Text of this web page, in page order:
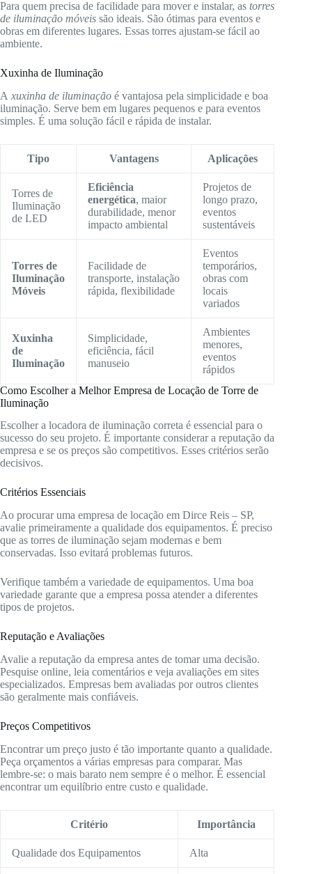
Para quem precisa de facilidade para mover e instalar, as torres
de iluminação móveis são ideais. São ótimas para eventos e
obras em diferentes lugares. Essas torres ajustam-se fácil ao
ambiente.
Xuxinha de Iluminação
A xuxinha de iluminação é vantajosa pela simplicidade e boa
iluminação. Serve bem em lugares pequenos e para eventos
simples. É uma solução fácil e rápida de instalar.
Tipo Vantagens Aplicações
Torres de
Iluminação
de LED
Eficiência
energética, maior
durabilidade, menor
impacto ambiental
Projetos de
longo prazo,
eventos
sustentáveis
Torres de
Iluminação
Móveis
Facilidade de
transporte, instalação
rápida, flexibilidade
Eventos
temporários,
obras com
locais
variados
Xuxinha
de
Iluminação
Simplicidade,
eficiência, fácil
manuseio
Ambientes
menores,
eventos
rápidos
Como Escolher a Melhor Empresa de Locação de Torre de
Iluminação
Escolher a locadora de iluminação correta é essencial para o
sucesso do seu projeto. É importante considerar a reputação da
empresa e se os preços são competitivos. Esses critérios serão
decisivos.
Critérios Essenciais
Ao procurar uma empresa de locação em Dirce Reis – SP,
avalie primeiramente a qualidade dos equipamentos. É preciso
que as torres de iluminação sejam modernas e bem
conservadas. Isso evitará problemas futuros.
Verifique também a variedade de equipamentos. Uma boa
variedade garante que a empresa possa atender a diferentes
tipos de projetos.
Reputação e Avaliações
Avalie a reputação da empresa antes de tomar uma decisão.
Pesquise online, leia comentários e veja avaliações em sites
especializados. Empresas bem avaliadas por outros clientes
são geralmente mais confiáveis.
Preços Competitivos
Encontrar um preço justo é tão importante quanto a qualidade.
Peça orçamentos a várias empresas para comparar. Mas
lembre-se: o mais barato nem sempre é o melhor. É essencial
encontrar um equilíbrio entre custo e qualidade.
Critério Importância
Qualidade dos Equipamentos Alta